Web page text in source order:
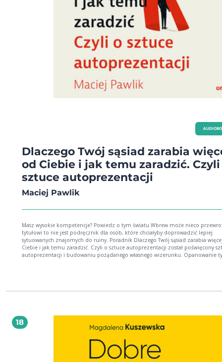
Dlaczego Twój sąsiad zarabia
od Ciebie i jak temu zaradzić. Czyli
sztuce autoprezentacji
Maciej Pawlik
Masz wysokie kompetencje? Powiedz o tym światu Wbrew może nieco przewrotnemu
tytułowi to nie jest podręcznik dla osób, które chciałyby doprowadzić lepiej
sytuowanych znajomych do ruiny. Poradnik Dlaczego Twój sąsiad zarabia
Ciebie i jak temu zaradzić. Czyli o sztuce autoprezentacji został poświęcony sztuce
autoprezentacji i budowaniu pożądanego własnego wizerunku. Opanowanie
umiejętności, są zaledwie wstępem, podglebiem sukcesu. Jeśli zostaną
wysokie zarobki trafiają się komuś mniej kompetentnemu, za to lepiej
"pływającemu" ― komuś, kto do perfekcji opanował sztukę autoprezentacji.
się stać taką osobą i z grona świetnych specjalistów w danej dziedzinie
wprowadź w życie zawarte w nim wskazówki. To książka dla Ciebie, jeśli zależy
18